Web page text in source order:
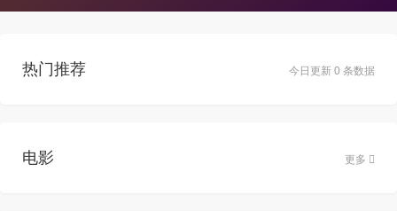
今日更新 0 条数据
热门推荐
电影 更多